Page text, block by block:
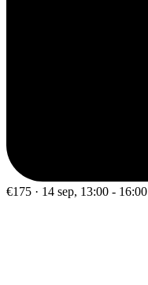
€175 · 14 sep, 13:00 - 16:00